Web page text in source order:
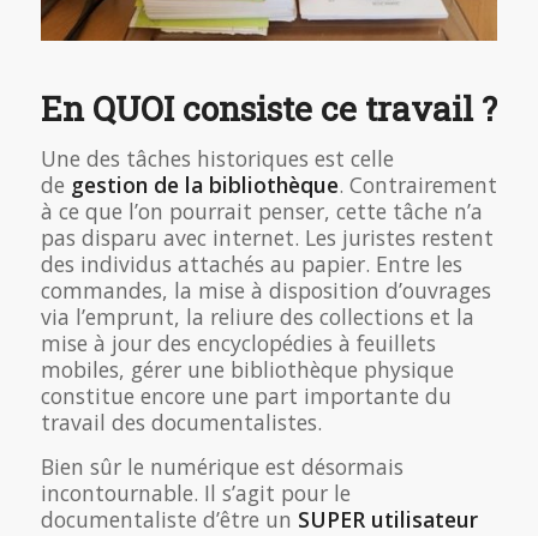
En QUOI consiste ce travail ?
Une des tâches historiques est celle
de gestion de la bibliothèque. Contrairement
à ce que l’on pourrait penser, cette tâche n’a
pas disparu avec internet. Les juristes restent
des individus attachés au papier. Entre les
commandes, la mise à disposition d’ouvrages
via l’emprunt, la reliure des collections et la
mise à jour des encyclopédies à feuillets
mobiles, gérer une bibliothèque physique
constitue encore une part importante du
travail des documentalistes.
Bien sûr le numérique est désormais
incontournable. Il s’agit pour le
documentaliste d’être un SUPER utilisateur